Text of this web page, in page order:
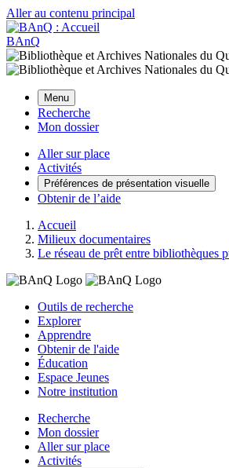
Aller au contenu principal
BAnQ
Menu
Recherche
Mon dossier
Aller sur place
Activités
Préférences de présentation visuelle
Obtenir de l’aide
Accueil
Milieux documentaires
Le réseau de prêt entre bibliothèques
Outils de recherche
Explorer
Apprendre
Obtenir de l'aide
Éducation
Espace Jeunes
Notre institution
Recherche
Mon dossier
Aller sur place
Activités